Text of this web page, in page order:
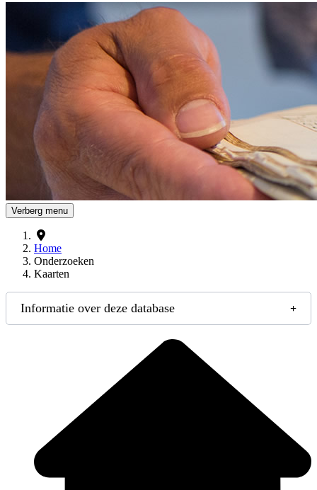
Drents Archief
Verberg menu
Home
Onderzoeken
Kaarten
Informatie over deze database